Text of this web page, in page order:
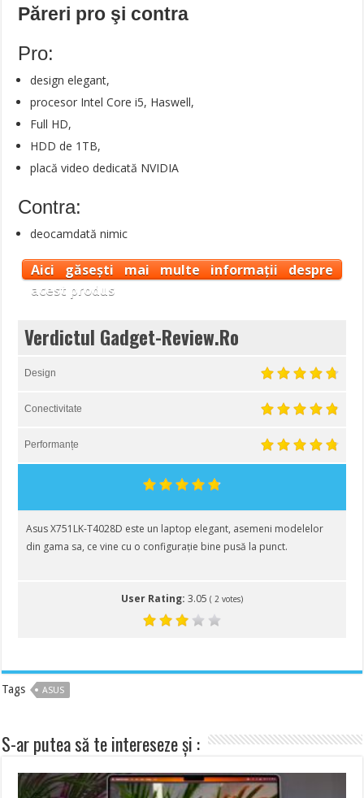
Păreri pro şi contra
Pro:
design elegant,
procesor Intel Core i5, Haswell,
Full HD,
HDD de 1TB,
placă video dedicată NVIDIA
Contra:
deocamdată nimic
Aici găsești mai multe informații despre
acest produs
Verdictul Gadget-Review.Ro
Design
Conectivitate
Performanțe
Asus X751LK-T4028D este un laptop elegant, asemeni modelelor
din gama sa, ce vine cu o configurație bine pusă la punct.
User Rating: 3.05 ( 2votes)
Tags ASUS
S-ar putea să te intereseze și :